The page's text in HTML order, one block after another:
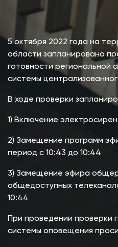
5 октября 2022 года на
области запланировано
готовности региональной
системы
В ходе проверки
1) Включение
2) Замещение программ
период с 10:43 до 10:44
3) Замещение эфира
общедоступных
10:44
При проведении проверки
системы оповещения